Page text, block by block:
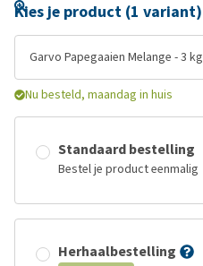
Kies je product (1 variant)
Garvo Papegaaien Melange - 3 kg
Nu besteld, maandag in huis
Standaard bestelling
Bestel je product eenmalig
Herhaalbestelling